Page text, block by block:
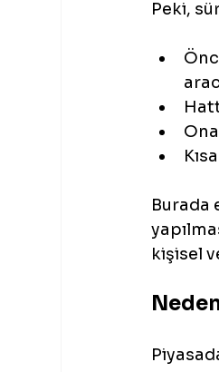
Peki,
Burada
kişisel